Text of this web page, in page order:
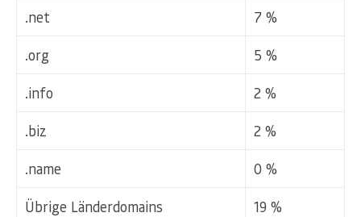
.net 7 %
.org 5 %
.info 2 %
.biz 2 %
.name 0 %
Übrige Länderdomains 19 %